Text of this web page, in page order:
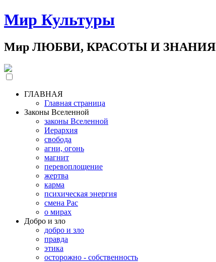
Мир Культуры
Мир ЛЮБВИ, КРАСОТЫ И ЗНАНИЯ
ГЛАВНАЯ
Главная страница
Законы Вселенной
законы Вселенной
Иерархия
свобода
агни, огонь
магнит
перевоплощение
жертва
карма
психическая энергия
смена Рас
о мирах
Добро и зло
добро и зло
правда
этика
осторожно - собственность